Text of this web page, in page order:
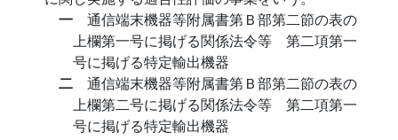
一 通信端末機器等附属書第Ｂ部第二節の表の
上欄第一号に掲げる関係法令等 第二項第一
号に掲げる特定輸出機器
二 通信端末機器等附属書第Ｂ部第二節の表の
上欄第二号に掲げる関係法令等 第二項第一
号に掲げる特定輸出機器